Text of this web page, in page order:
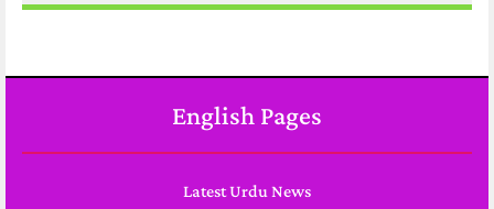
English Pages
Latest Urdu News